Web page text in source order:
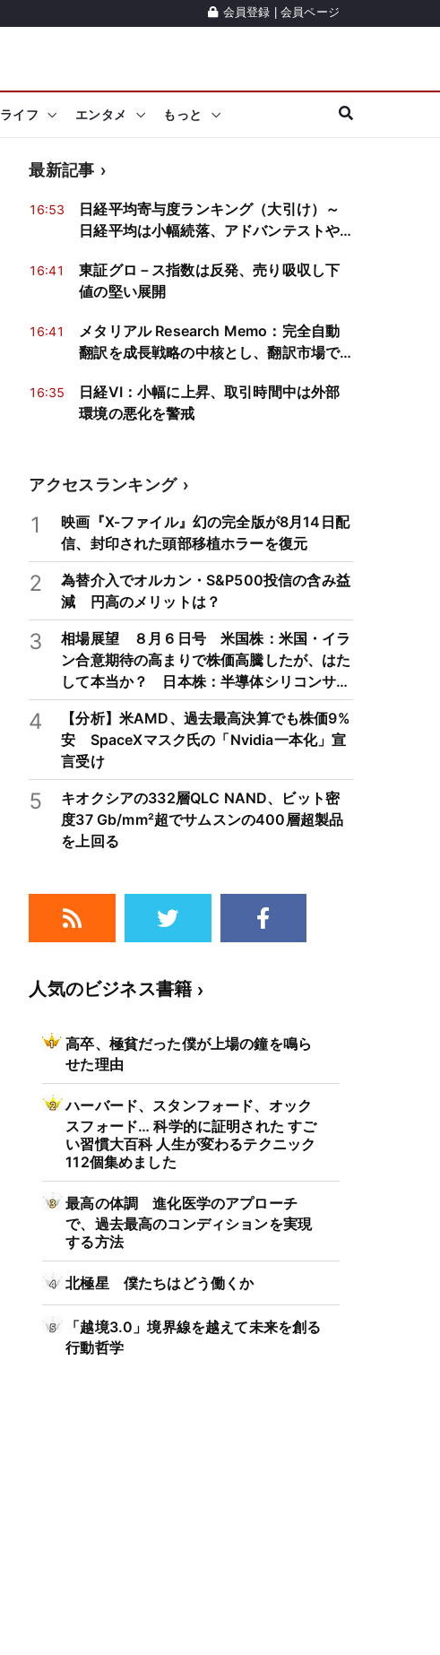
会員登録 会員ページ
ライフ エンタメ もっと
最新記事
16:53
日経平均寄与度ランキング（大引け）～
日経平均は小幅続落、アドバンテストや
下げ
16:41
東証グロ－ス指数は反発、売り吸収し下
値の堅い展開
16:41
メタリアル Research Memo：完全自動
翻訳を成長戦略の中核とし、翻訳市場で
16:35
日経VI：小幅に上昇、取引時間中は外部
環境の悪化を警戒
アクセスランキング
1
映画『X-ファイル』幻の完全版が8月14日配
信、封印された頭部移植ホラーを復元
2
為替介入でオルカン・S&P500投信の含み益
減 円高のメリットは？
3
相場展望 ８月６日号 米国株：米国・イラ
ン合意期待の高まりで株価高騰したが、はた
して本当か？ 日本株：半導体シリコンサイ
クルは3～4年周期で好・不況を繰り返すた
め注意
4
【分析】米AMD、過去最高決算でも株価9%
安 SpaceXマスク氏の「Nvidia一本化」宣
言受け
5
キオクシアの332層QLC NAND、ビット密
度37 Gb/mm²超でサムスンの400層超製品
を上回る
人気のビジネス書籍
高卒、極貧だった僕が上場の鐘を鳴ら
せた理由
ハーバード、スタンフォード、オック
スフォード… 科学的に証明された すご
い習慣大百科 人生が変わるテクニック
112個集めました
最高の体調 進化医学のアプローチ
で、過去最高のコンディションを実現
する方法
北極星 僕たちはどう働くか
「越境3.0」境界線を越えて未来を創る
行動哲学